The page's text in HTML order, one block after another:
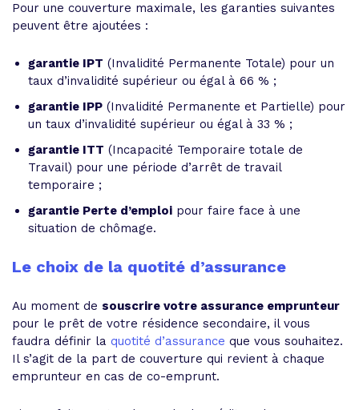
Pour une couverture maximale, les garanties suivantes
peuvent être ajoutées :
garantie IPT (Invalidité Permanente Totale) pour un
taux d’invalidité supérieur ou égal à 66 % ;
garantie IPP (Invalidité Permanente et Partielle) pour
un taux d’invalidité supérieur ou égal à 33 % ;
garantie ITT (Incapacité Temporaire totale de
Travail) pour une période d’arrêt de travail
temporaire ;
garantie Perte d’emploi pour faire face à une
situation de chômage.
Le choix de la quotité d’assurance
Au moment de souscrire votre assurance emprunteur
pour le prêt de votre résidence secondaire, il vous
faudra définir la quotité d’assurance que vous souhaitez.
Il s’agit de la part de couverture qui revient à chaque
emprunteur en cas de co-emprunt.